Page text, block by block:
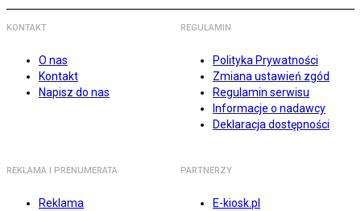
KONTAKT
O nas
Kontakt
Napisz do nas
REGULAMIN
Polityka Prywatności
Zmiana ustawień zgód
Regulamin serwisu
Informacje o nadawcy
Deklaracja dostępności
REKLAMA I PRENUMERATA
Reklama
PARTNERZY
E-kiosk.pl